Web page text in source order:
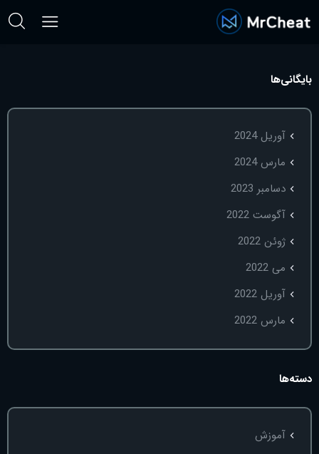
بایگانی‌ها
آوریل 2024
مارس 2024
دسامبر 2023
آگوست 2022
ژوئن 2022
می 2022
آوریل 2022
مارس 2022
دسته‌ها
آموزش